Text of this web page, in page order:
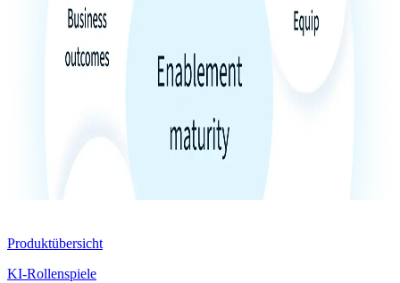
Produktübersicht
KI-Rollenspiele